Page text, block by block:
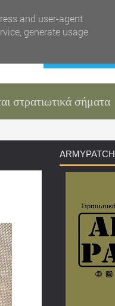
στρατιωτικά σήματα
ARMYPATCH
and user-agent
generate usage